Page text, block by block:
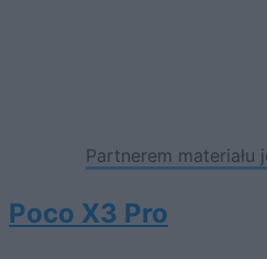
Partnerem materiału
Poco X3 Pro